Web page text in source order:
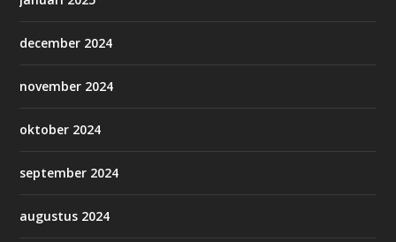
december 2024
november 2024
oktober 2024
september 2024
augustus 2024